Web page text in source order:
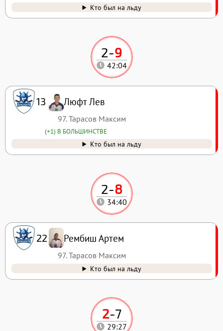
2-7
29:27
2-8
34:40
22 Рембиш Артем
97. Тарасов Максим
Кто был на льду
2-9
42:04
13 Люфт Лев
97. Тарасов Максим
(+1) В БОЛЬШИНСТВЕ
Кто был на льду
Кто был на льду